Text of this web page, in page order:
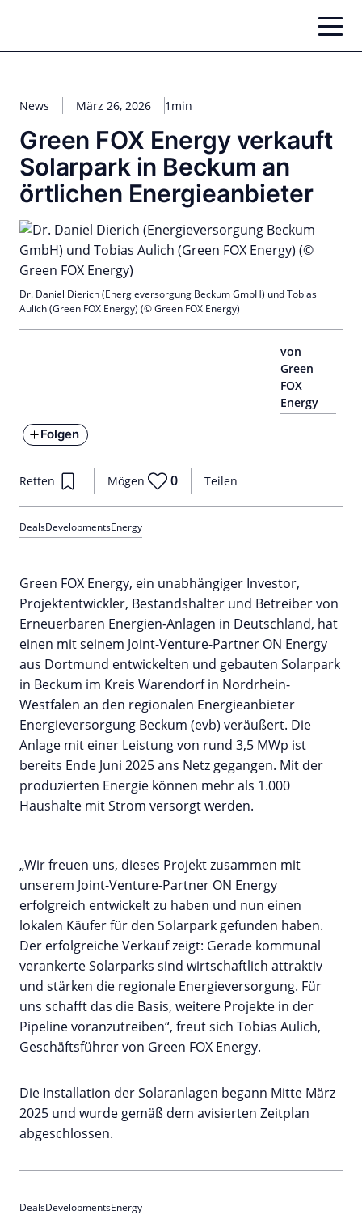
springen
News März 26, 2026 1min
Green FOX Energy verkauft
Solarpark in Beckum an
örtlichen Energieanbieter
von
Green
FOX
Energy
Folgen
Teilen
Retten Mögen 0
DealsDevelopmentsEnergy
Dr. Daniel Dierich (Energieversorgung Beckum GmbH) und Tobias
Aulich (Green FOX Energy) (© Green FOX Energy)
Green FOX Energy, ein unabhängiger Investor,
Projektentwickler, Bestandshalter und Betreiber von
Erneuerbaren Energien-Anlagen in Deutschland, hat
einen mit seinem Joint-Venture-Partner ON Energy
aus Dortmund entwickelten und gebauten Solarpark
in Beckum im Kreis Warendorf in Nordrhein-
Westfalen an den regionalen Energieanbieter
Energieversorgung Beckum (evb) veräußert. Die
Anlage mit einer Leistung von rund 3,5 MWp ist
bereits Ende Juni 2025 ans Netz gegangen. Mit der
produzierten Energie können mehr als 1.000
Haushalte mit Strom versorgt werden.
„Wir freuen uns, dieses Projekt zusammen mit
unserem Joint-Venture-Partner ON Energy
erfolgreich entwickelt zu haben und nun einen
lokalen Käufer für den Solarpark gefunden haben.
Der erfolgreiche Verkauf zeigt: Gerade kommunal
verankerte Solarparks sind wirtschaftlich attraktiv
und stärken die regionale Energieversorgung. Für
uns schafft das die Basis, weitere Projekte in der
Pipeline voranzutreiben“, freut sich Tobias Aulich,
Geschäftsführer von Green FOX Energy.
Die Installation der Solaranlagen begann Mitte März
2025 und wurde gemäß dem avisierten Zeitplan
abgeschlossen.
DealsDevelopmentsEnergy